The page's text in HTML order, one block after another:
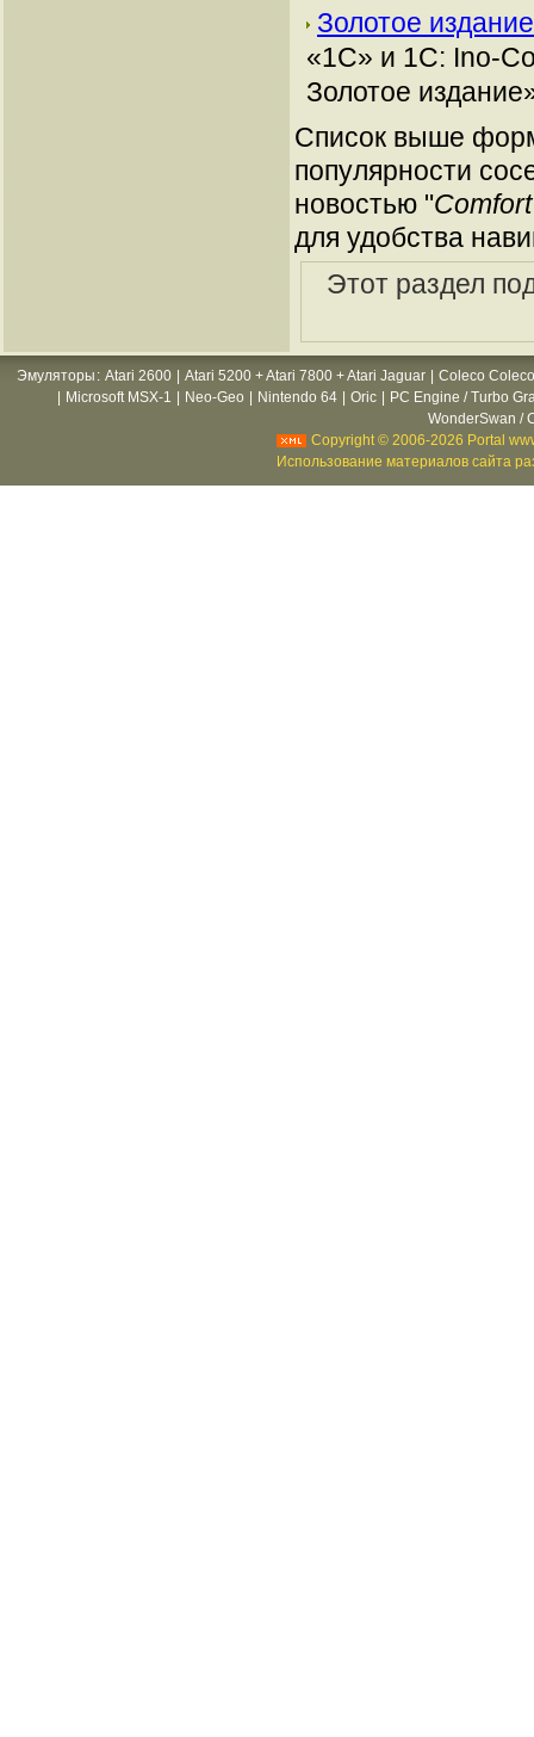
Золотое
«1С» и 1С: Ino-
Золотое
Список выше
популярности
новостью "
для удобства
Этот раздел
Эмуляторы : Atari 2600 Atari 5200 + Atari 7800 + Atari Jaguar
Coleco
Microsoft MSX-1 Neo-Geo Nintendo 64 Oric
PC Engine / Turbo
WonderSwan /
Copyright © 2006-2026 Portal
Использование материалов сайта